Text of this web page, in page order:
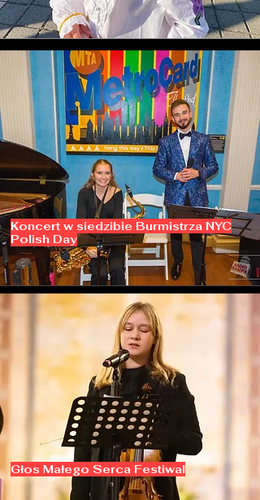
Koncert w siedzibie Burmistrza NYC
Polish Day
Głos Małego Serca Festiwal